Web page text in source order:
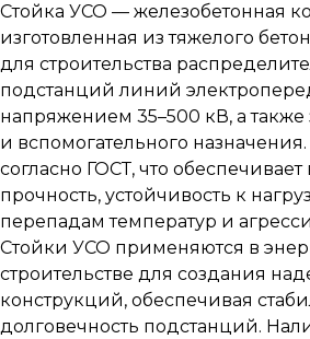
Стойка УСО — железобетонная
изготовленная из тяжелого
для строительства
подстанций линий
напряжением 35–500 кВ, а
и вспомогательного
согласно ГОСТ, что
прочность, устойчивость к
перепадам температур и
Стойки УСО применяются в
строительстве для создания
конструкций, обеспечивая
долговечность подстанций.